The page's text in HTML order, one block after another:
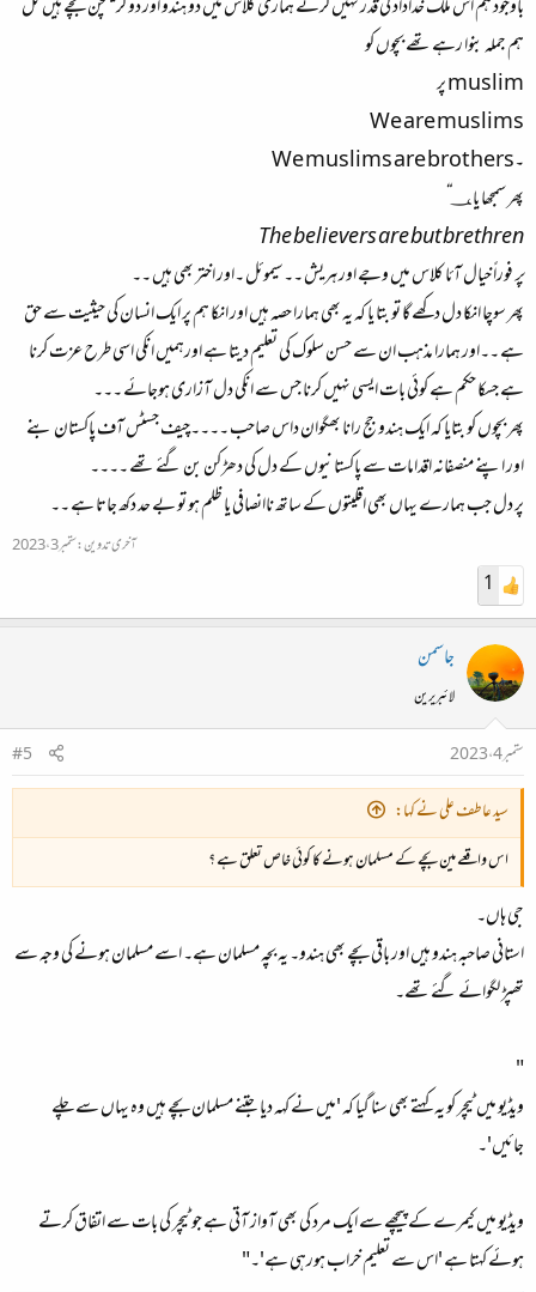
باوجود ہم اس ملک خداداد کی قدر نہیں کرتے ہماری کلاس میں دو ہندو اور دو کریسچن بچے ہیں کل
ہم جملہ بنوا رہے تھے بچوں کو
muslim پر
We are muslims
۔We muslims are brothers
پھر سمجھا یا؀
“
The believers are but brethren
پرفوراً خیال آئا کلاس میں وجے اور ہریش ۔۔سیموئل ۔اور اختر بھی ہیں ۔۔
پھر سوچا انکا دل دکھے گا تو بتا یا کہ یہ بھی ہمارا حصہ ہیں اور انکا ہم پر ایک انسان کی حیثیت سے حق
ہے ۔۔اور ہمارا مذہب ان سے حسن سلوک کی تعلیم دیتا ہے اورہمیں انکی اسی طرح عزت کرنا
ہے جسکا حکم ہے کوئی بات ایسی نہیں کرنا جس سے انکی دل آزاری ہوجائے ۔۔۔
پھر بچوں کو بتایا کہ ایک ہندو جج رانا بھگوان داس صاحب ۔۔۔۔چیف جسٹس آف پاکستان بنے
اور اپنے منصفانہ اقدامات سے پاکستانیوں کے دل کی دھڑکن بن گئے تھے ۔۔۔۔
پر دل جب ہمارے یہاں بھی اقلیتوں کے ساتھ ناانصافی یا ظلم ہو تو بے حد دکھ جاتا ہے ۔۔
آخری تدوین:ستمبر 3، 2023
1
جاسمن
لائبریرین
ستمبر 4، 2023
#5
سید عاطف علی نے کہا:
اس واقعے مین بچے کے مسلمان ہونے کا کوئی خاص تعلق ہے ؟
جی ہاں۔
استانی صاحبہ ہندو ہیں اور باقی بچے بھی ہندو۔ یہ بچہ مسلمان ہے۔ اسے مسلمان ہونے کی وجہ سے
تھپڑ لگوائے گئے تھے۔
"
ویڈیو میں ٹیچر کو یہ کہتے بھی سنا گیا کہ 'میں نے کہہ دیا جتنے مسلمان بچے ہیں وہ یہاں سے چلے
جائیں'۔
ویڈیو میں کیمرے کے پیچھے سے ایک مرد کی بھی آواز آتی ہے جو ٹیچر کی بات سے اتفاق کرتے
ہوئے کہتا ہے 'اس سے تعلیم خراب ہورہی ہے'۔"